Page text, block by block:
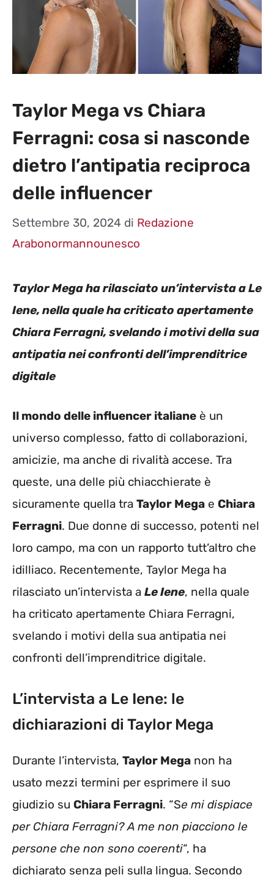
Taylor Mega vs Chiara
Ferragni: cosa si nasconde
dietro l’antipatia reciproca
delle influencer
Settembre 30, 2024 di Redazione
Arabonormannounesco
Taylor Mega ha rilasciato un’intervista a Le
Iene, nella quale ha criticato apertamente
Chiara Ferragni, svelando i motivi della sua
antipatia nei confronti dell’imprenditrice
digitale
Il mondo delle influencer italiane è un
universo complesso, fatto di collaborazioni,
amicizie, ma anche di rivalità accese. Tra
queste, una delle più chiacchierate è
sicuramente quella tra Taylor Mega e Chiara
Ferragni. Due donne di successo, potenti nel
loro campo, ma con un rapporto tutt’altro che
idilliaco. Recentemente, Taylor Mega ha
rilasciato un’intervista a Le Iene, nella quale
ha criticato apertamente Chiara Ferragni,
svelando i motivi della sua antipatia nei
confronti dell’imprenditrice digitale.
L’intervista a Le Iene: le
dichiarazioni di Taylor Mega
Durante l’intervista, Taylor Mega non ha
usato mezzi termini per esprimere il suo
giudizio su Chiara Ferragni. “Se mi dispiace
per Chiara Ferragni? A me non piacciono le
persone che non sono coerenti“, ha
dichiarato senza peli sulla lingua. Secondo